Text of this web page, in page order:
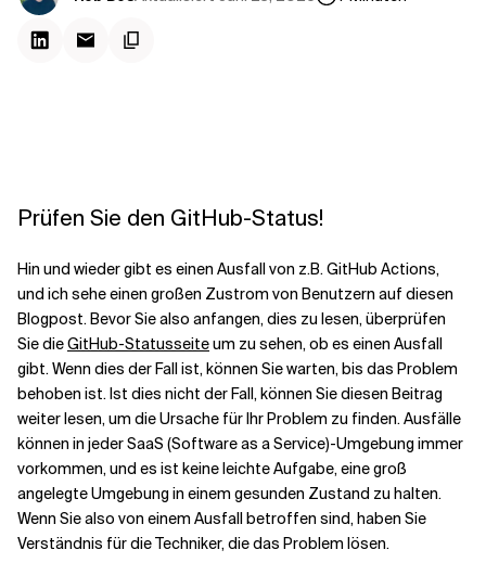
Verwandte Themen
Prüfen Sie den GitHub-Status!
Hin und wieder gibt es einen Ausfall von z.B. GitHub Actions,
und ich sehe einen großen Zustrom von Benutzern auf diesen
Blogpost. Bevor Sie also anfangen, dies zu lesen, überprüfen
Sie dieGitHub-Statusseiteum zu sehen, ob es einen Ausfall
gibt. Wenn dies der Fall ist, können Sie warten, bis das Problem
behoben ist. Ist dies nicht der Fall, können Sie diesen Beitrag
weiter lesen, um die Ursache für Ihr Problem zu finden. Ausfälle
können in jeder SaaS (Software as a Service)-Umgebung immer
vorkommen, und es ist keine leichte Aufgabe, eine groß
angelegte Umgebung in einem gesunden Zustand zu halten.
Wenn Sie also von einem Ausfall betroffen sind, haben Sie
Verständnis für die Techniker, die das Problem lösen.